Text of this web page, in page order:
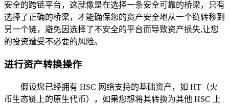
安全的跨链平台，这就像是在选择一条安全可靠的桥梁，只有
选择了正确的桥梁，才能确保您的资产安全地从一个链转移到
另一个链，避免因选择了不安全的平台而导致资产损失,让您
的投资遭受不必要的风险。
进行资产转换操作
假设您已经拥有 HSC 网络支持的基础资产，如 HT（火
币生态链上的原生代币），如果您想将其转换为其他 HSC 上